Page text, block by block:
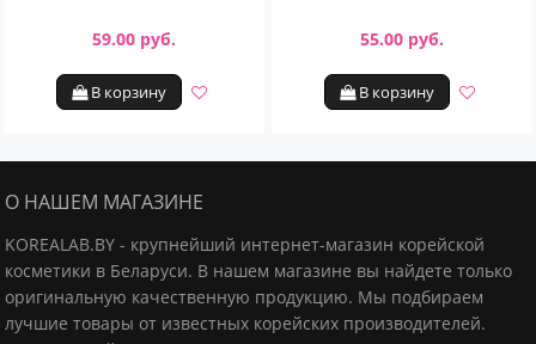
59.00 руб.
В корзину
55.00 руб.
В корзину
О НАШЕМ МАГАЗИНЕ
KOREALAB.BY - крупнейший интернет-магазин корейской
косметики в Беларуси. В нашем магазине вы найдете только
оригинальную качественную продукцию. Мы подбираем
лучшие товары от известных корейских производителей.